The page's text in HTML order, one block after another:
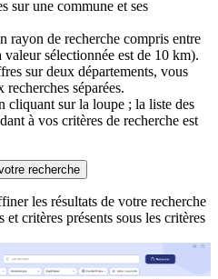
sur une commune et ses
rayon de recherche compris entre
sélectionnée est de 10 km).
sur deux départements, vous
séparées.
cliquant sur la loupe ; la liste des
à vos critères de recherche est
recherche
les résultats de votre recherche
critères présents sous les critères